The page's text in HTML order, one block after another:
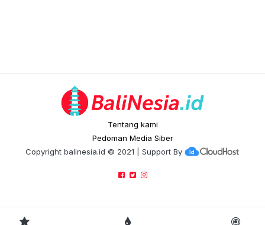
Tentang kami
Pedoman Media Siber
Copyright balinesia.id © 2021 | Support By